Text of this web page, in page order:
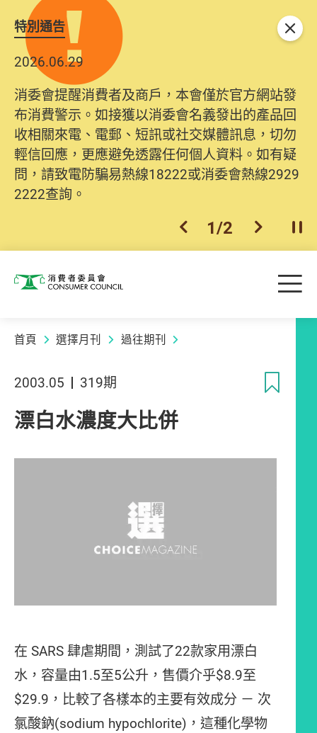
特別通告
2026.06.29
消委會提醒消費者及商戶，本會僅於官方網站發
布消費警示。如接獲以消委會名義發出的產品回
收相關來電、電郵、短訊或社交媒體訊息，切勿
輕信回應，更應避免透露任何個人資料。如有疑
問，請致電防騙易熱線18222或消委會熱線2929
2222查詢。
上一個
1/2 下一個開
關閉
消費者委員會 目
首頁 選擇月刊 過往期刊
2003.05 319期
漂白水濃度大比併
在 SARS 肆虐期間，測試了22款家用漂白
水，容量由1.5至5公升，售價介乎$8.9至
$29.9，比較了各樣本的主要有效成分 － 次
氯酸鈉(sodium hypochlorite)，這種化學物